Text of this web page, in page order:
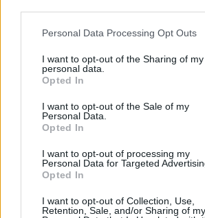
Personal Data Processing Opt Outs
I want to opt-out of the Sharing of my
personal data.
Opted In
I want to opt-out of the Sale of my
Personal Data.
Opted In
I want to opt-out of processing my
Personal Data for Targeted
Opted In
I want to opt-out of Collection, Use,
Retention, Sale, and/or Sharing of my
időtartam hossza is. Ha a fogyasztó
áruházban olyan terméket (ún.
amely éppen nem áll rendelkezésre...
KEDVES OLVASÓNK!
tartozik, melynek olvasása
regisztrációhoz kötött.
Az előfizetés a következőket
Portfolio.hu teljes cikkarchívum